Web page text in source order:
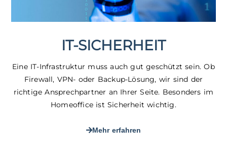
IT-SICHERHEIT
Eine IT-Infrastruktur muss auch gut geschützt sein. Ob
Firewall, VPN- oder Backup-Lösung, wir sind der
richtige Ansprechpartner an Ihrer Seite. Besonders im
Homeoffice ist Sicherheit wichtig.
Mehr erfahren